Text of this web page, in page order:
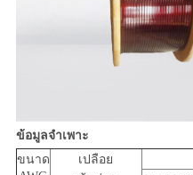
ข้อมูลจำเพาะ
ขนาด
เปลือย